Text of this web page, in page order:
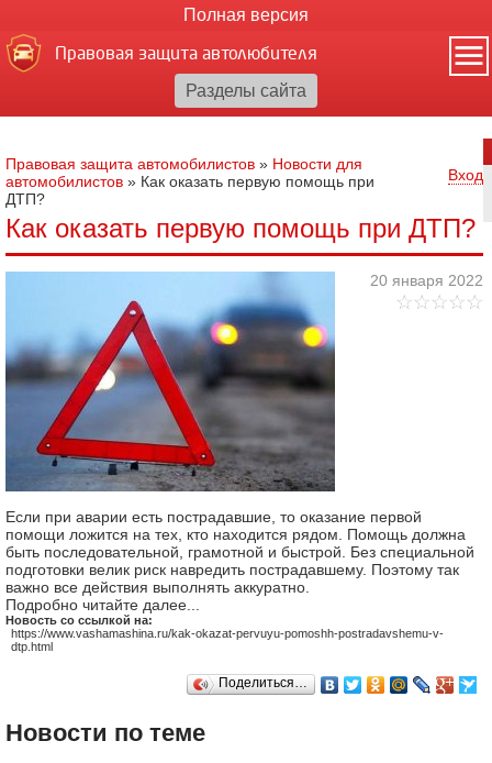
Полная версия
Правовая защита автолюбителя
Правовая защита автомобилистов » Новости для
автомобилистов » Как оказать первую помощь при
ДТП?
Вход
Как оказать первую помощь при ДТП?
20 января 2022
Если при аварии есть пострадавшие, то оказание первой
помощи ложится на тех, кто находится рядом. Помощь должна
быть последовательной, грамотной и быстрой. Без специальной
подготовки велик риск навредить пострадавшему. Поэтому так
важно все действия выполнять аккуратно.
Подробно читайте далее...
Новость со ссылкой на:
https://www.vashamashina.ru/kak-okazat-pervuyu-pomoshh-postradavshemu-v-
dtp.html
Поделиться…
Новости по теме